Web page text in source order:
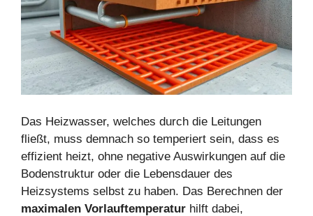
Das Heizwasser, welches durch die Leitungen
fließt, muss demnach so temperiert sein, dass es
effizient heizt, ohne negative Auswirkungen auf die
Bodenstruktur oder die Lebensdauer des
Heizsystems selbst zu haben. Das Berechnen der
maximalen Vorlauftemperatur hilft dabei,